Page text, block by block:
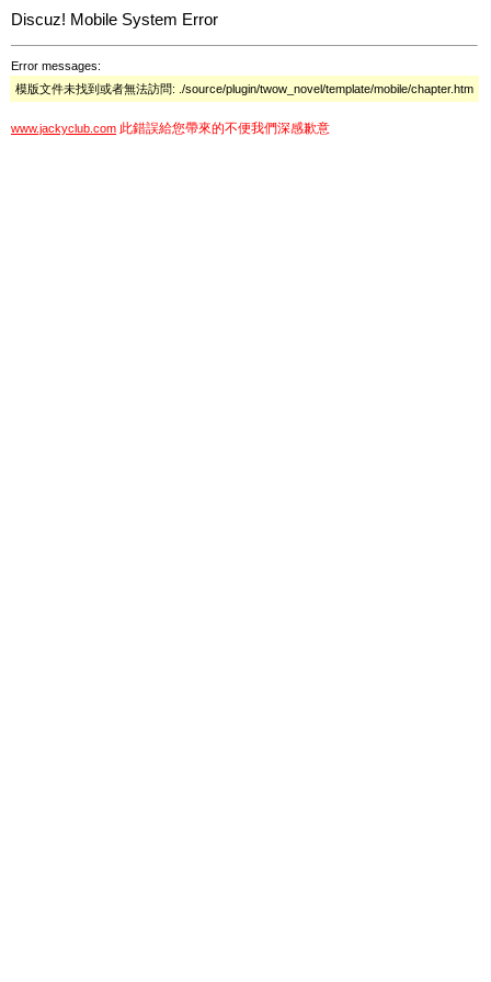
Discuz! Mobile System Error
Error messages:
模版文件未找到或者無法訪問: ./source/plugin/twow_novel/template/mobile/chapter.htm
www.jackyclub.com 此錯誤給您帶來的不便我們深感歉意